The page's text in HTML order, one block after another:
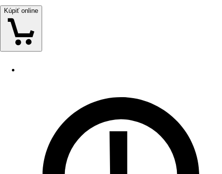
Kúpiť online